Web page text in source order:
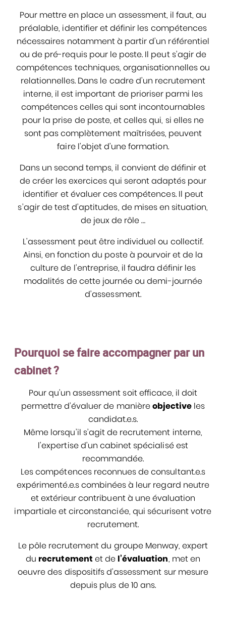
Pour mettre en place un assessment, il faut, au
préalable, identifier et définir les compétences
nécessaires notamment à partir d’un référentiel
ou de pré-requis pour le poste. Il peut s’agir de
compétences techniques, organisationnelles ou
relationnelles. Dans le cadre d’un recrutement
interne, il est important de prioriser parmi les
compétences celles qui sont incontournables
pour la prise de poste, et celles qui, si elles ne
sont pas complètement maîtrisées, peuvent
faire l’objet d’une formation.
Dans un second temps, il convient de définir et
de créer les exercices qui seront adaptés pour
identifier et évaluer ces compétences. Il peut
s’agir de test d’aptitudes, de mises en situation,
de jeux de rôle …
L’assessment peut être individuel ou collectif.
Ainsi, en fonction du poste à pourvoir et de la
culture de l’entreprise, il faudra définir les
modalités de cette journée ou demi-journée
d’assessment.
Pourquoi se faire accompagner par un
cabinet ?
Pour qu’un assessment soit efficace, il doit
permettre d’évaluer de manièreobjective les
candidat.e.s.
Même lorsqu’il s’agit de recrutement interne,
l’expertise d’un cabinet spécialisé est
recommandée.
Les compétences reconnues de consultant.e.s
expérimenté.e.s combinées à leur regard neutre
et extérieur contribuent à une évaluation
impartiale et circonstanciée, qui sécurisent votre
recrutement.
Le pôle recrutement du groupe Menway, expert
du recrutement et de l’évaluation, met en
oeuvre des dispositifs d’assessment sur mesure
depuis plus de 10 ans.